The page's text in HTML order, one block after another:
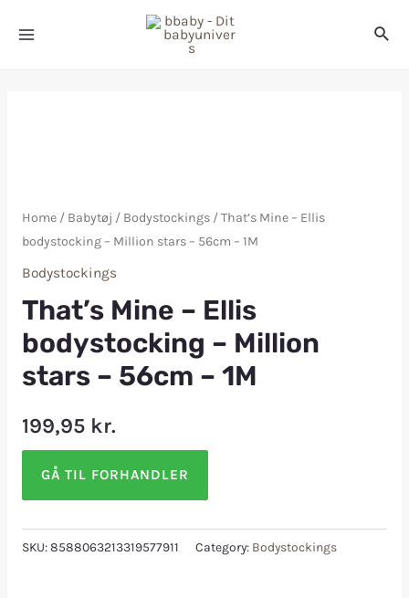
Home/ Babytøj / Bodystockings/ That’s Mine – Ellis
bodystocking – Million stars – 56cm – 1M
Bodystockings
That’s Mine – Ellis
bodystocking – Million
stars – 56cm – 1M
199,95 kr.
GÅ TIL FORHANDLER
SKU:8588063213319577911 Category: Bodystockings